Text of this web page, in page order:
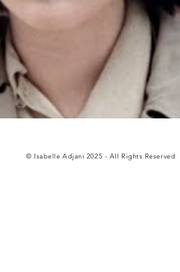
© Isabelle Adjani 2025 - All Rights Reserved